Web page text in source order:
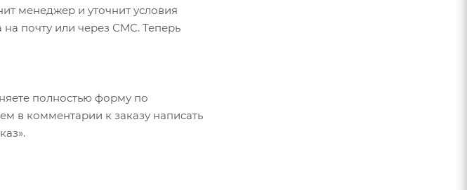
менеджер и уточнит условия
почту или через СМС. Теперь
полностью форму по
в комментарии к заказу написать